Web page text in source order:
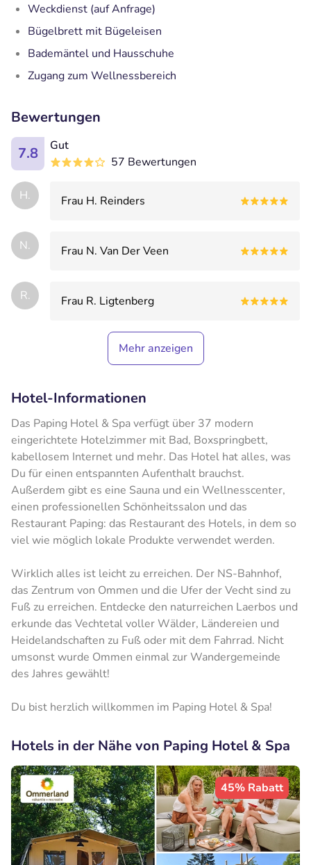
Weckdienst (auf Anfrage)
Bügelbrett mit Bügeleisen
Bademäntel und Hausschuhe
Zugang zum Wellnessbereich
Bewertungen
7.8
Gut
57 Bewertungen
H. Frau H. Reinders
N. Frau N. Van Der Veen
R. Frau R. Ligtenberg
Mehr anzeigen
Hotel-Informationen
Das Paping Hotel & Spa verfügt über 37 modern
eingerichtete Hotelzimmer mit Bad, Boxspringbett,
kabellosem Internet und mehr. Das Hotel hat alles, was
Du für einen entspannten Aufenthalt brauchst.
Außerdem gibt es eine Sauna und ein Wellnesscenter,
einen professionellen Schönheitssalon und das
Restaurant Paping: das Restaurant des Hotels, in dem so
viel wie möglich lokale Produkte verwendet werden.
Wirklich alles ist leicht zu erreichen. Der NS-Bahnhof,
das Zentrum von Ommen und die Ufer der Vecht sind zu
Fuß zu erreichen. Entdecke den naturreichen Laerbos und
erkunde das Vechtetal voller Wälder, Ländereien und
Heidelandschaften zu Fuß oder mit dem Fahrrad. Nicht
umsonst wurde Ommen einmal zur Wandergemeinde
des Jahres gewählt!
Du bist herzlich willkommen im Paping Hotel & Spa!
Hotels in der Nähe von Paping Hotel & Spa
45% Rabatt